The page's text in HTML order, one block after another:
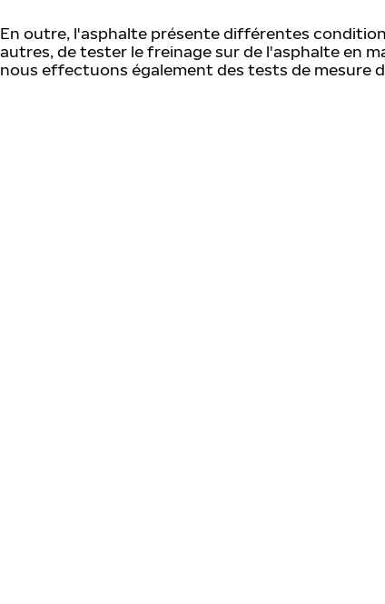
En outre, l'asphalte présente différentes
autres, de tester le freinage sur de l'asphalte en
nous effectuons également des tests de mesure